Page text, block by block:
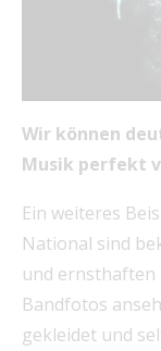
Wir können
Musik perfekt
Ein weiteres
National sind
und ernsthaften
Bandfotos
gekleidet und